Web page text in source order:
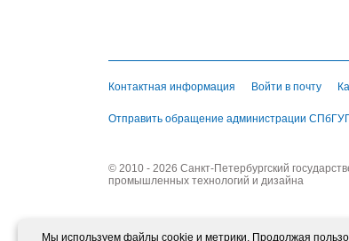
Контактная информация Войти в почту
Отправить обращение администрации
© 2010 - 2026 Санкт-Петербургский
промышленных технологий и дизайна
Мы используем файлы cookie и метрики. Продолжая